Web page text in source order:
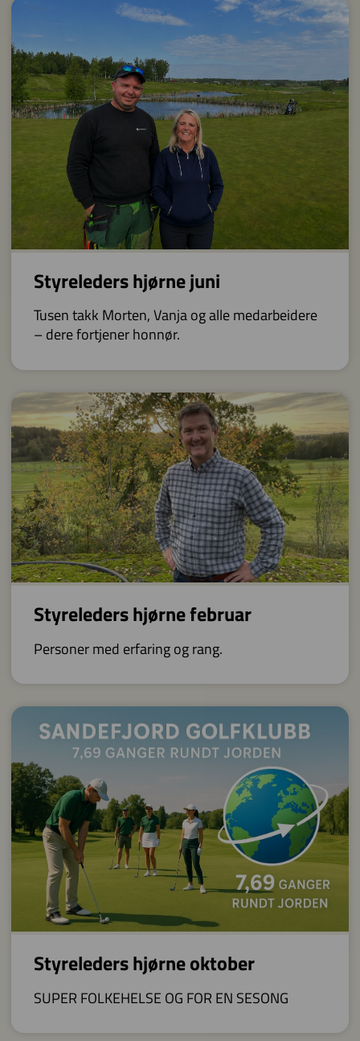
Styreleders hjørne juni
Tusen takk Morten, Vanja og alle medarbeidere
– dere fortjener honnør.
Styreleders hjørne februar
Personer med erfaring og rang.
Styreleders hjørne oktober
SUPER FOLKEHELSE OG FOR EN SESONG